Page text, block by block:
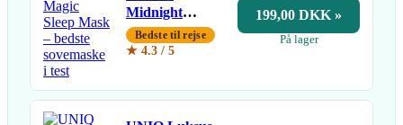
Midnight
Magic Sleep
Mask
Bedste til rejse
★ 4.3 / 5
199,00 DKK »
På lager